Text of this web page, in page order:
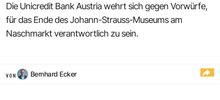
Die Unicredit Bank Austria wehrt sich gegen Vorwürfe,
für das Ende des Johann-Strauss-Museums am
Naschmarkt verantwortlich zu sein.
VON Bernhard Ecker